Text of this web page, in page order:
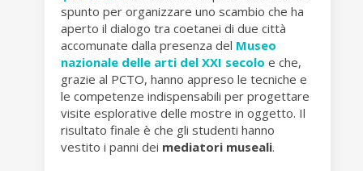
spunto per organizzare uno scambio che ha
aperto il dialogo tra coetanei di due città
accomunate dalla presenza del Museo
nazionale delle arti del XXI secolo e che,
grazie al PCTO, hanno appreso le tecniche e
le competenze indispensabili per progettare
visite esplorative delle mostre in oggetto. Il
risultato finale è che gli studenti hanno
vestito i panni dei mediatori museali.